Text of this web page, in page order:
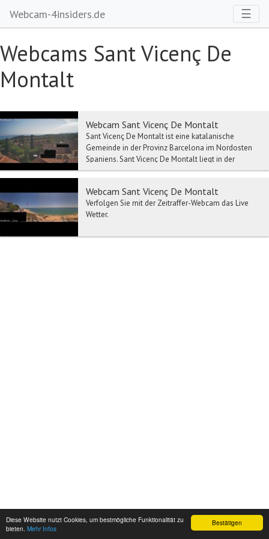
Bestätigen
Diese Website nutzt Cookies, um bestmögliche Funktionalität zu
bieten. Mehr Infos
Webcam-4insiders.de ☰
Webcams Sant Vicenç De
Montalt
Webcam Sant Vicenç De Montalt
Sant Vicenç De Montalt ist eine katalanische
Gemeinde in der Provinz Barcelona im Nordosten
Spaniens. Sant Vicenç De Montalt liegt in der
Comarca M...
Webcam Sant Vicenç De Montalt
Verfolgen Sie mit der Zeitraffer-Webcam das Live
Wetter.